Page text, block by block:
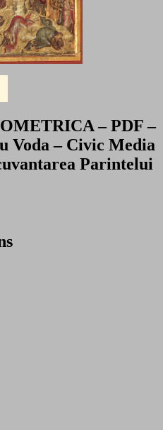
– PDF –
Voda – Civic Media
Parintelui